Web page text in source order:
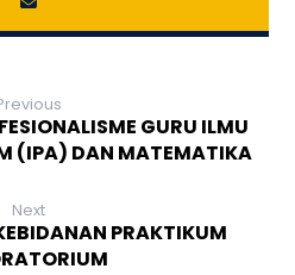
GURU ILMU
(IPA) DAN MATEMATIKA
Next
PRAKTIKUM